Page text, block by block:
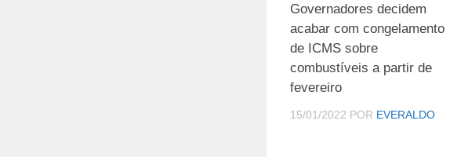
Governadores decidem
acabar com congelamento
de ICMS sobre
combustíveis a partir de
fevereiro
15/01/2022 POR EVERALDO